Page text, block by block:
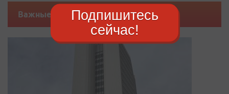
Важные новостиПодпишитесь
сейчас!